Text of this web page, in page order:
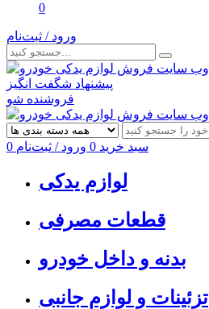
0
ورود / ثبت‌نام
پیشنهاد شگفت انگیز
فروشنده شو
0 سبد خرید 0 ورود / ثبت‌نام
لوازم یدکی
قطعات مصرفی
بدنه و داخل خودرو
تزئینات و لوازم جانبی